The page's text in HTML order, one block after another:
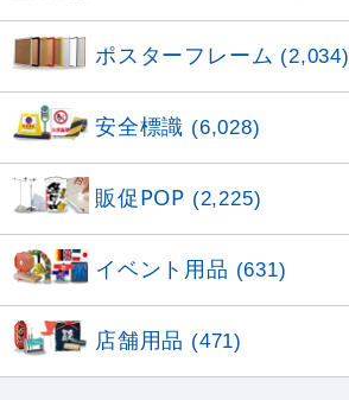
ポスターフレーム (2,034)
安全標識 (6,028)
販促POP (2,225)
イベント用品 (631)
店舗用品 (471)